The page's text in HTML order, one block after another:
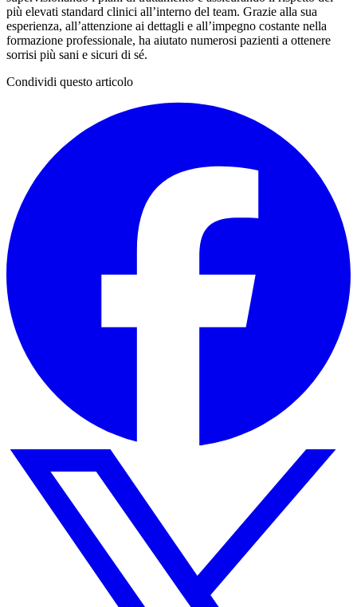
più elevati standard clinici all’interno del team. Grazie alla sua
esperienza, all’attenzione ai dettagli e all’impegno costante nella
formazione professionale, ha aiutato numerosi pazienti a ottenere
sorrisi più sani e sicuri di sé.
Condividi questo articolo